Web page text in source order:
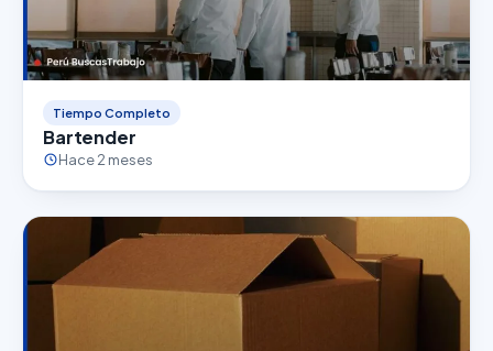
Tiempo Completo
Bartender
Hace 2 meses